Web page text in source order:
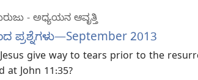
- ಅಧ್ಯಯನ ಆವೃತ್ತಿ
ಪ್ರಶ್ನೆಗಳು​—September 2013
give way to tears prior to the
at John 11:35?